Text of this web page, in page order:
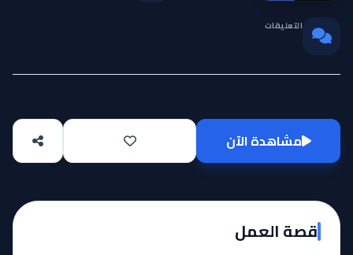
التعليقات
مشاهدة الآن
قصة العمل